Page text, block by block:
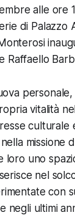
alle ore
di Palazzo
Raffaello
personale,
vitalità
culturale
missione
loro uno
nel
con
negli ultimi